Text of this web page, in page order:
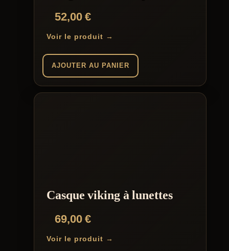
52,00€
Voir le produit →
AJOUTER AU PANIER
Casque viking à lunettes
69,00€
Voir le produit →